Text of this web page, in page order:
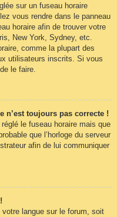
sur un fuseau horaire
vous rendre dans le panneau
horaire afin de trouver votre
New York, Sydney, etc.
comme la plupart des
utilisateurs inscrits. Si vous
le faire.
n’est toujours pas correcte !
le fuseau horaire mais que
que l’horloge du serveur
afin de lui communiquer
langue sur le forum, soit